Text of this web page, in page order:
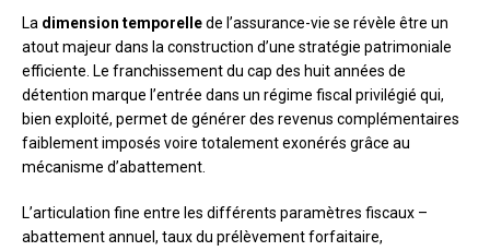
La dimension temporellede l’assurance-vie se révèle être un
atout majeur dans la construction d’une stratégie patrimoniale
efficiente. Le franchissement du cap des huit années de
détention marque l’entrée dans un régime fiscal privilégié qui,
bien exploité, permet de générer des revenus complémentaires
faiblement imposés voire totalement exonérés grâce au
mécanisme d’abattement.
L’articulation fine entre les différents paramètres fiscaux –
abattement annuel, taux du prélèvement forfaitaire,